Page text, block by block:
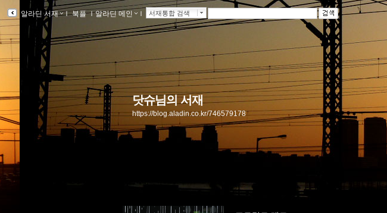
알라딘 서재 ｌ북플ｌ알라딘 메인 ｌ 서재통합 검색
닷슈님의 서재
https://blog.aladin.co.kr/746579178